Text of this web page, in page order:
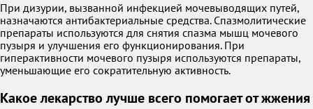
При дизурии, вызванной инфекцией мочевыводящих путей,
назначаются антибактериальные средства. Спазмолитические
препараты используются для снятия спазма мышц мочевого
пузыря и улучшения его функционирования. При
гиперактивности мочевого пузыря используются препараты,
уменьшающие его сократительную активность.
Какое лекарство лучше всего помогает от жжения